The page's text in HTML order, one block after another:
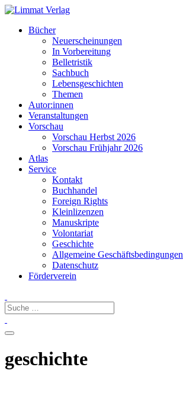
Bücher
Neuerscheinungen
In Vorbereitung
Belletristik
Sachbuch
Lebensgeschichten
Themen
Autor:innen
Veranstaltungen
Vorschau
Vorschau Herbst 2026
Vorschau Frühjahr 2026
Atlas
Service
Kontakt
Buchhandel
Foreign Rights
Kleinlizenzen
Manuskripte
Volontariat
Geschichte
Allgemeine Geschäftsbedingungen
Datenschutz
Förderverein
geschichte